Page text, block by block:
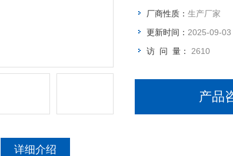
厂商性质： 生产厂家
更新时间： 2025-09-03
访 问 量： 2610
产品
详细介绍